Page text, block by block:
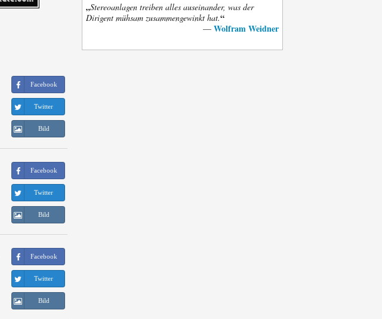
Facebook
Twitter
Bild
Facebook
Twitter
Bild
Facebook
Twitter
Bild
„Stereoanlagen treiben alles auseinander, was der
Dirigent mühsam zusammengewinkt hat.“
— Wolfram Weidner